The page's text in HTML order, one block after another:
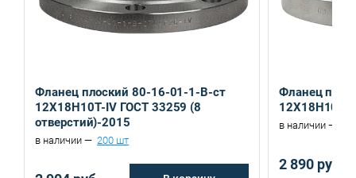
Фланец плоский 80-16-01-1-B-ст
12Х18Н10Т-IV ГОСТ 33259 (8
отверстий)-2015
в наличии — 200 шт
Фланец
12Х18Н10Т-
в наличии —
2 890 руб.